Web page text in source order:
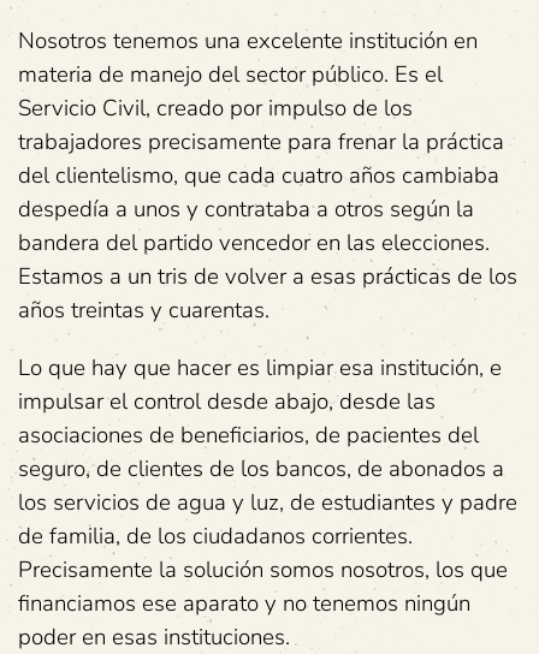
Nosotros tenemos una excelente institución en
materia de manejo del sector público. Es el
Servicio Civil, creado por impulso de los
trabajadores precisamente para frenar la práctica
del clientelismo, que cada cuatro años cambiaba
despedía a unos y contrataba a otros según la
bandera del partido vencedor en las elecciones.
Estamos a un tris de volver a esas prácticas de los
años treintas y cuarentas.
Lo que hay que hacer es limpiar esa institución, e
impulsar el control desde abajo, desde las
asociaciones de beneficiarios, de pacientes del
seguro, de clientes de los bancos, de abonados a
los servicios de agua y luz, de estudiantes y padre
de familia, de los ciudadanos corrientes.
Precisamente la solución somos nosotros, los que
financiamos ese aparato y no tenemos ningún
poder en esas instituciones.